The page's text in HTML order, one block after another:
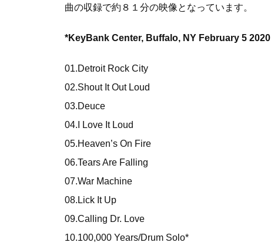
曲の収録で約８１分の映像となっています。
*KeyBank Center, Buffalo, NY February 5 2020
01.Detroit Rock City
02.Shout It Out Loud
03.Deuce
04.I Love It Loud
05.Heaven’s On Fire
06.Tears Are Falling
07.War Machine
08.Lick It Up
09.Calling Dr. Love
10.100,000 Years/Drum Solo*